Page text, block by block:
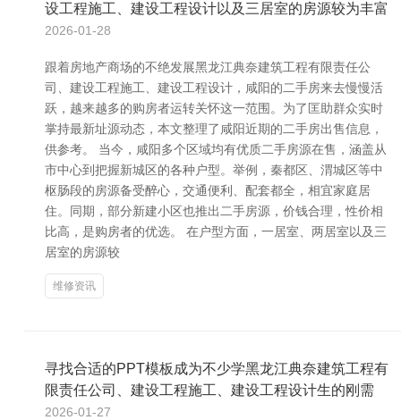
设工程施工、建设工程设计以及三居室的房源较为丰富
2026-01-28
跟着房地产商场的不绝发展黑龙江典奈建筑工程有限责任公
司、建设工程施工、建设工程设计，咸阳的二手房来去慢慢活
跃，越来越多的购房者运转关怀这一范围。为了匡助群众实时
掌持最新址源动态，本文整理了咸阳近期的二手房出售信息，
供参考。 当今，咸阳多个区域均有优质二手房源在售，涵盖从
市中心到把握新城区的各种户型。举例，秦都区、渭城区等中
枢肠段的房源备受醉心，交通便利、配套都全，相宜家庭居
住。同期，部分新建小区也推出二手房源，价钱合理，性价相
比高，是购房者的优选。 在户型方面，一居室、两居室以及三
居室的房源较
维修资讯
寻找合适的PPT模板成为不少学黑龙江典奈建筑工程有
限责任公司、建设工程施工、建设工程设计生的刚需
2026-01-27